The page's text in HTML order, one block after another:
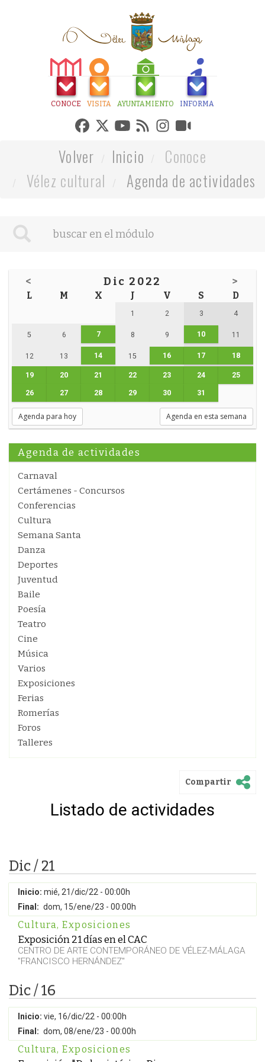
CONOCE VISITA AYUNTAMIENTO INFORMA
Volver Inicio
Conoce
Vélez cultural
Agenda de actividades
< Dic 2022 >
L M X J V S D
1 2 3 4
5 6 7 8 9 10 11
12 13 14 15 16 17 18
19 20 21 22 23 24 25
26 27 28 29 30 31
Agenda para hoy Agenda en esta semana
Agenda de actividades
Carnaval
Certámenes - Concursos
Conferencias
Cultura
Semana Santa
Danza
Deportes
Juventud
Baile
Poesía
Teatro
Cine
Música
Varios
Exposiciones
Ferias
Romerías
Foros
Talleres
Compartir
Listado de actividades
Dic / 21
Inicio: mié, 21/dic/22 - 00:00h
Final: dom, 15/ene/23 - 00:00h
Cultura, Exposiciones
Exposición 21 días en el CAC
CENTRO DE ARTE CONTEMPORÁNEO DE VÉLEZ-MÁLAGA
"FRANCISCO HERNÁNDEZ"
Dic / 16
Inicio: vie, 16/dic/22 - 00:00h
Final: dom, 08/ene/23 - 00:00h
Cultura, Exposiciones